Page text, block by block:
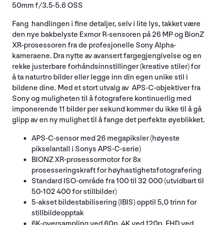
50mm f/3.5-5.6 OSS
Fang handlingen i fine detaljer, selv i lite lys, takket være
den nye bakbelyste Exmor R-sensoren på 26 MP og BionZ
XR-prosessoren fra de profesjonelle Sony Alpha-
kameraene. Dra nytte av avansert fargegjengivelse og en
rekke justerbare forhåndsinnstillinger (kreative stiler) for
å ta naturtro bilder eller legge inn din egen unike stil i
bildene dine. Med et stort utvalg av APS-C-objektiver fra
Sony og muligheten til å fotografere kontinuerlig med
imponerende 11 bilder per sekund kommer du ikke til å gå
glipp av en ny mulighet til å fange det perfekte øyeblikket.
APS-C-sensor med 26 megapiksler (høyeste
pikselantall i Sonys APS-C-serie)
BIONZ XR-prosessormotor for 8x
prosesseringskraft for høyhastighetsfotografering
Standard ISO-område fra 100 til 32 000 (utvidbart til
50-102 400 for stillbilder)
5-akset bildestabilisering (IBIS) opptil 5,0 trinn for
stillbildeopptak